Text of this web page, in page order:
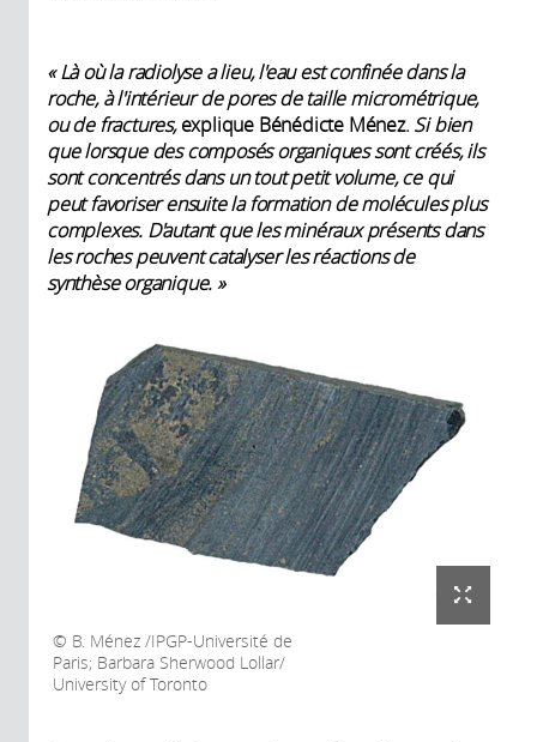
« Là où la radiolyse a lieu, l'eau est confinée dans la
roche, à l'intérieur de pores de taille micrométrique,
ou de fractures,explique Bénédicte Ménez. Si bien
que lorsque des composés organiques sont créés, ils
sont concentrés dans un tout petit volume, ce qui
peut favoriser ensuite la formation de molécules plus
complexes. D'autant que les minéraux présents dans
les roches peuvent catalyser les réactions de
synthèse organique. »
B. Ménez /IPGP-Université de
Paris; Barbara Sherwood Lollar/
University of Toronto